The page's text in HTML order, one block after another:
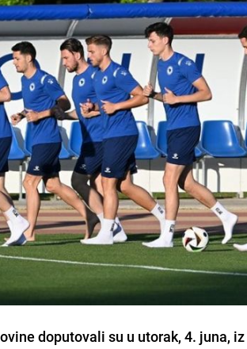
doputovali su u utorak, 4. juna,